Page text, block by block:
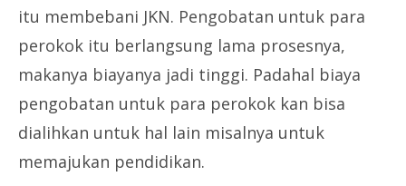
itu membebani JKN. Pengobatan untuk para
perokok itu berlangsung lama prosesnya,
makanya biayanya jadi tinggi. Padahal biaya
pengobatan untuk para perokok kan bisa
dialihkan untuk hal lain misalnya untuk
memajukan pendidikan.